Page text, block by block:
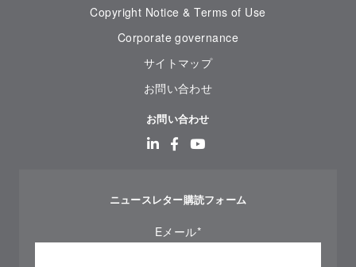
Copyright Notice & Terms of Use
Corporate governance
サイトマップ
お問い合わせ
お問い合わせ
ニュースレター購読フォーム
Eメール*